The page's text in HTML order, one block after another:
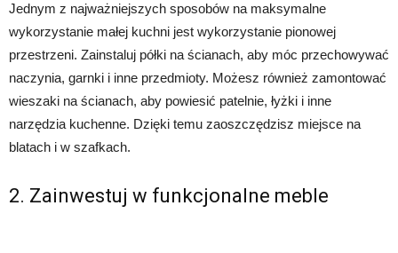
Jednym z najważniejszych sposobów na maksymalne
wykorzystanie małej kuchni jest wykorzystanie pionowej
przestrzeni. Zainstaluj półki na ścianach, aby móc przechowywać
naczynia, garnki i inne przedmioty. Możesz również zamontować
wieszaki na ścianach, aby powiesić patelnie, łyżki i inne
narzędzia kuchenne. Dzięki temu zaoszczędzisz miejsce na
blatach i w szafkach.
2. Zainwestuj w funkcjonalne meble